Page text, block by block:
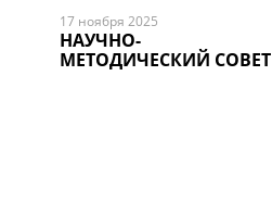
17 ноября 2025
НАУЧНО-
МЕТОДИЧЕСКИЙ СОВЕТ